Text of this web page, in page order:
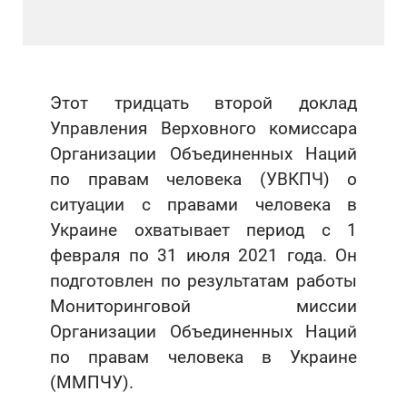
Этот тридцать второй доклад
Управления Верховного комиссара
Организации Объединенных Наций
по правам человека (УВКПЧ) о
ситуации с правами человека в
Украине охватывает период с 1
февраля по 31 июля 2021 года. Он
подготовлен по результатам работы
Мониторинговой миссии
Организации Объединенных Наций
по правам человека в Украине
(ММПЧУ).